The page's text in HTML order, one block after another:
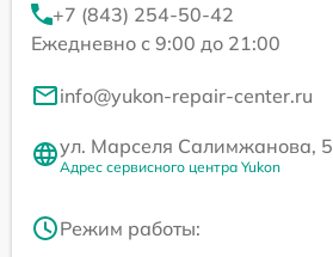
+7 (843) 254-50-42
Ежедневно с 9:00 до 21:00
info@yukon-repair-center.ru
ул. Марселя Салимжанова, 5
Адрес сервисного центра Yukon
Режим работы: